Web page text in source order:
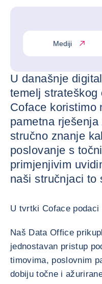
Mediji
U današnje
temelj strateškog
Coface koristimo
pametna
stručno znanje
poslovanje s
primjenjivim
naši stručnjaci to
U tvrtki Coface
Naš Data Office
jednostavan pristup
timovima, poslovnim
dobiju točne i